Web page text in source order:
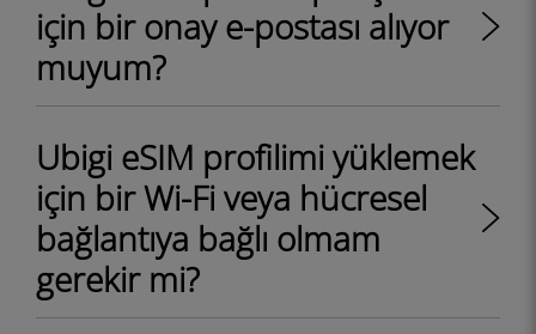
için bir onay e-postası alıyor
muyum?
Ubigi eSIM profilimi yüklemek
için bir Wi-Fi veya hücresel
bağlantıya bağlı olmam
gerekir mi?